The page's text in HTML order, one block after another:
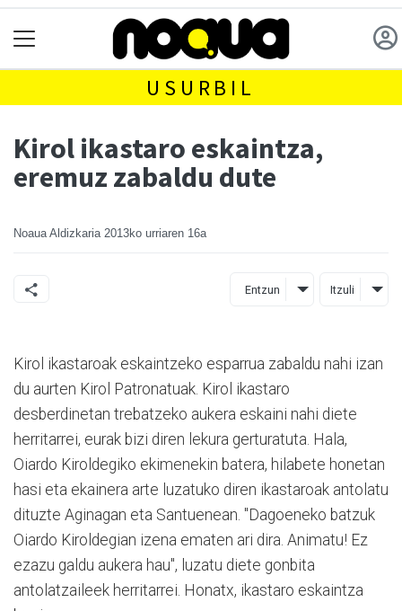
USURBIL
Kirol ikastaro eskaintza,
eremuz zabaldu dute
Noaua Aldizkaria 2013ko urriaren 16a
Entzun Itzuli
Kirol ikastaroak eskaintzeko esparrua zabaldu nahi izan
du aurten Kirol Patronatuak. Kirol ikastaro
desberdinetan trebatzeko aukera eskaini nahi diete
herritarrei, eurak bizi diren lekura gerturatuta. Hala,
Oiardo Kiroldegiko ekimenekin batera, hilabete honetan
hasi eta ekainera arte luzatuko diren ikastaroak antolatu
dituzte Aginagan eta Santuenean. "Dagoeneko batzuk
Oiardo Kiroldegian izena ematen ari dira. Animatu! Ez
ezazu galdu aukera hau", luzatu diete gonbita
antolatzaileek herritarrei. Honatx, ikastaro eskaintza